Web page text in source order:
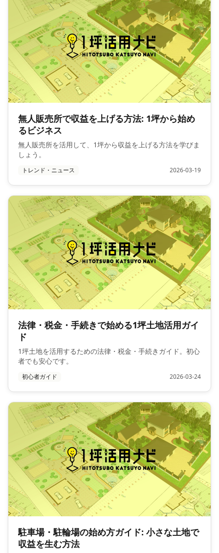
無人販売所で収益を上げる方法: 1坪から始め
るビジネス
無人販売所を活用して、1坪から収益を上げる方法を学びま
しょう。
トレンド・ニュース 2026-03-19
法律・税金・手続きで始める1坪土地活用ガイ
ド
1坪土地を活用するための法律・税金・手続きガイド。初心
者でも安心です。
初心者ガイド 2026-03-24
駐車場・駐輪場の始め方ガイド: 小さな土地で
収益を生む方法